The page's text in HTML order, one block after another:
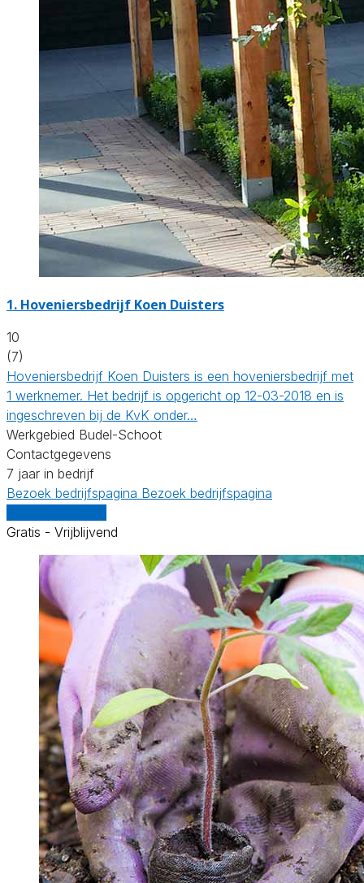
1. Hoveniersbedrijf Koen Duisters
10
(7)
Hoveniersbedrijf Koen Duisters is een hoveniersbedrijf met
1 werknemer. Het bedrijf is opgericht op 12-03-2018 en is
ingeschreven bij de KvK onder…
Werkgebied Budel-Schoot
Contactgegevens
7 jaar in bedrijf
Bezoek bedrijfspagina Bezoek bedrijfspagina
Gratis - Vrijblijvend